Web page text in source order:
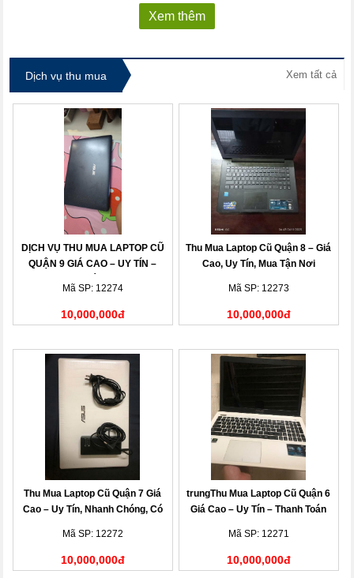
Xem thêm
Dịch vụ thu mua Xem tất cả
DỊCH VỤ THU MUA LAPTOP CŨ
QUẬN 9 GIÁ CAO – UY TÍN –
Mã SP: 12274
10,000,000đ
Thu Mua Laptop Cũ Quận 8 – Giá
Cao, Uy Tín, Mua Tận Nơi
Mã SP: 12273
10,000,000đ
Thu Mua Laptop Cũ Quận 7 Giá
Cao – Uy Tín, Nhanh Chóng, Có
Mã SP: 12272
10,000,000đ
trungThu Mua Laptop Cũ Quận 6
Giá Cao – Uy Tín – Thanh Toán
Mã SP: 12271
10,000,000đ